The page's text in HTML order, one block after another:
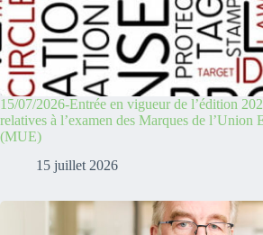
15/07/2026-Entrée en vigueur de l’édition
relatives à l’examen des Marques de l’Union
(MUE)
15 juillet 2026